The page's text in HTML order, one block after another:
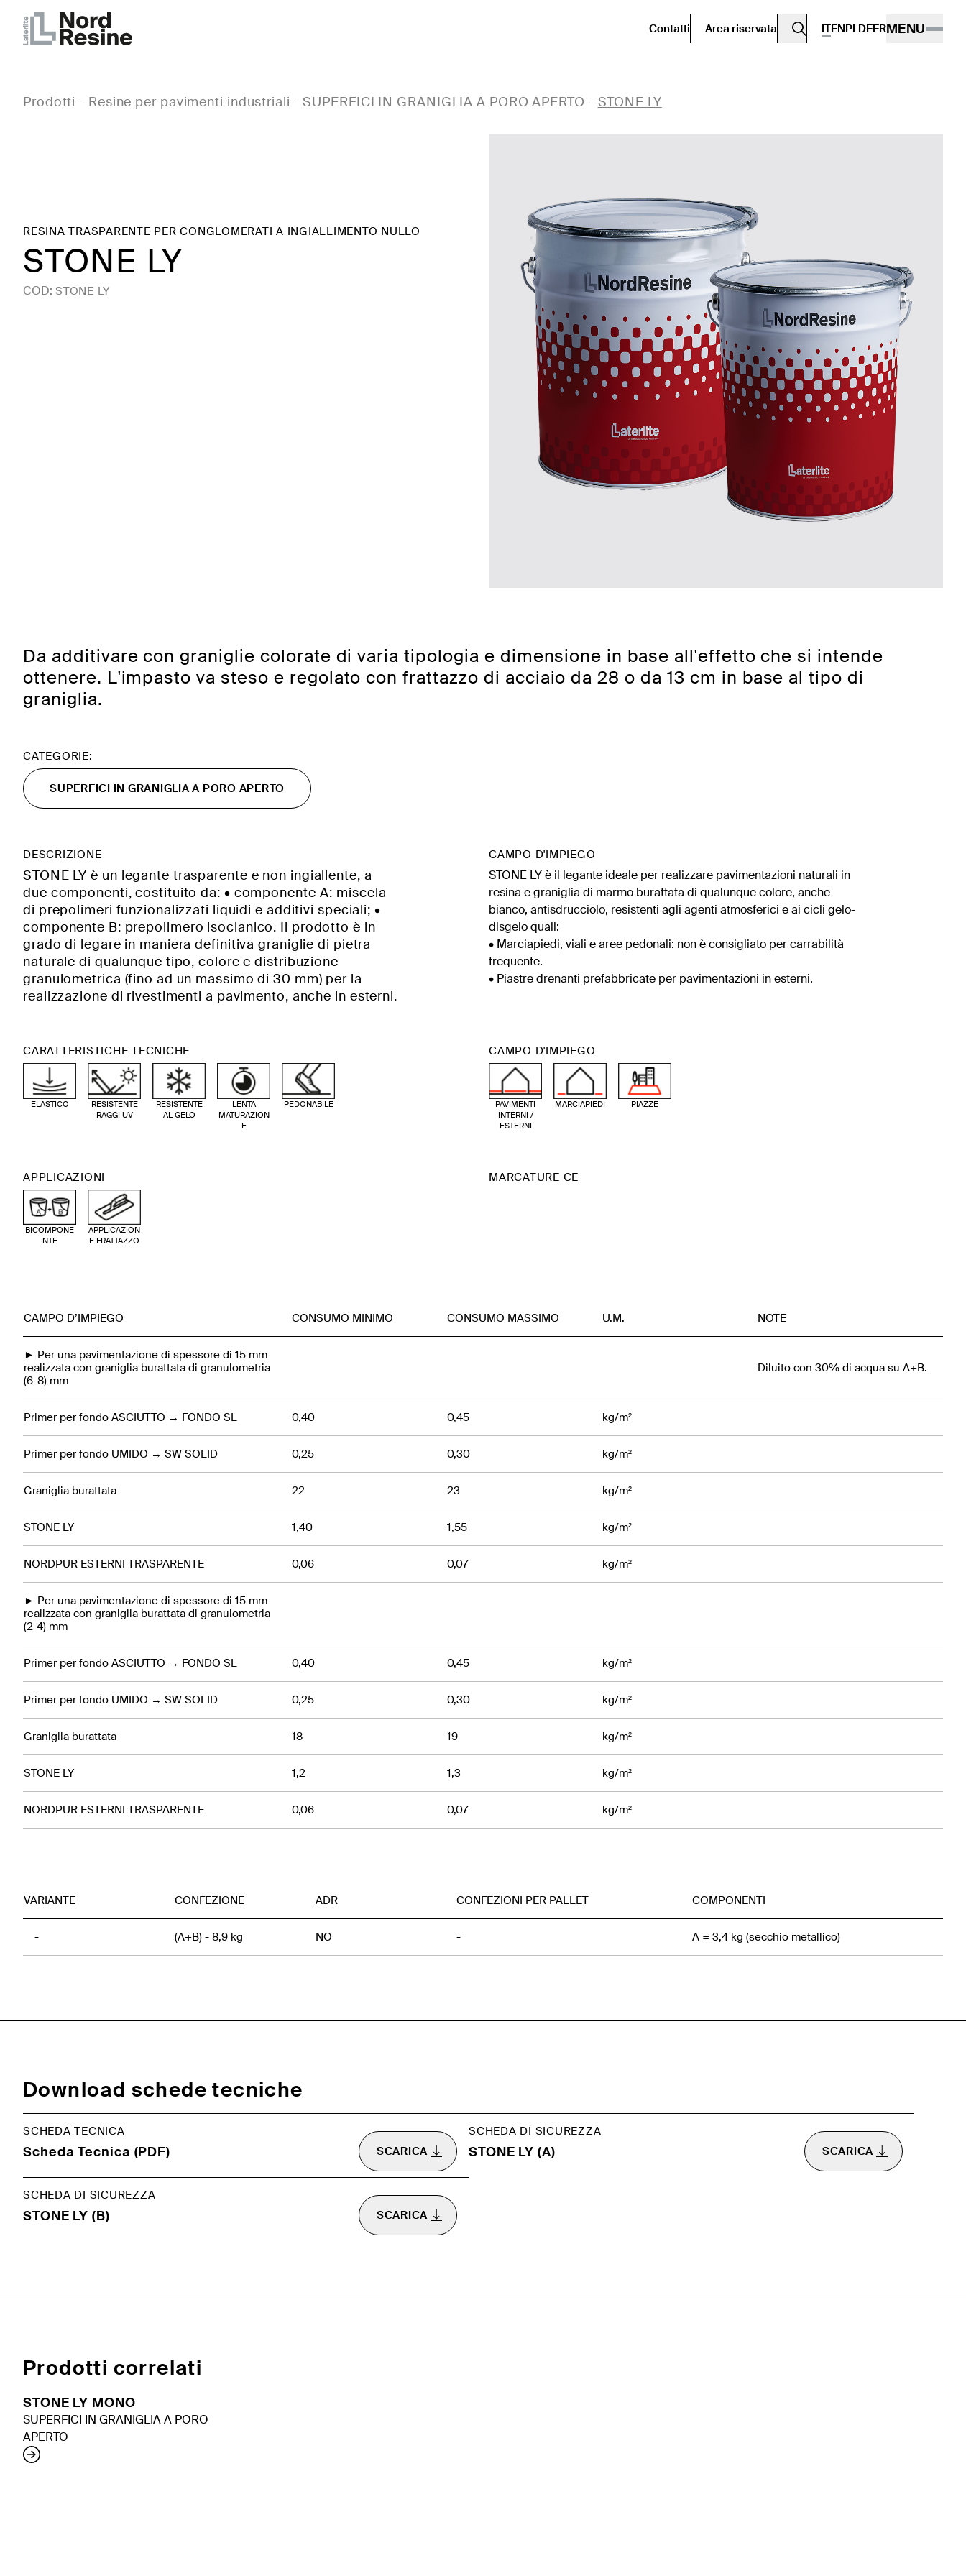
Contatti Area riservata ITENPLDEFRMENU
Prodotti - Resine per pavimenti industriali -SUPERFICI IN GRANIGLIA A PORO APERTO - STONE LY
RESINA TRASPARENTE PER CONGLOMERATI A INGIALLIMENTO NULLO
STONE LY
COD: STONE LY
Da additivare con graniglie colorate di varia tipologia e dimensione in base all'effetto che si intende
ottenere. L'impasto va steso e regolato con frattazzo di acciaio da 28 o da 13 cm in base al tipo di
graniglia.
CATEGORIE:
SUPERFICI IN GRANIGLIA A PORO APERTO
DESCRIZIONE
STONE LY è un legante trasparente e non ingiallente, a
due componenti, costituito da: • componente A: miscela
di prepolimeri funzionalizzati liquidi e additivi speciali; •
componente B: prepolimero isocianico. Il prodotto è in
grado di legare in maniera definitiva graniglie di pietra
naturale di qualunque tipo, colore e distribuzione
granulometrica (fino ad un massimo di 30 mm) per la
realizzazione di rivestimenti a pavimento, anche in esterni.
CAMPO D'IMPIEGO
STONE LY è il legante ideale per realizzare pavimentazioni naturali in
resina e graniglia di marmo burattata di qualunque colore, anche
bianco, antisdrucciolo, resistenti agli agenti atmosferici e ai cicli gelo-
disgelo quali:
• Marciapiedi, viali e aree pedonali: non è consigliato per carrabilità
frequente.
• Piastre drenanti prefabbricate per pavimentazioni in esterni.
CARATTERISTICHE TECNICHE
ELASTICO
RESISTENTE
RAGGI UV
RESISTENTE
AL GELO
LENTA
MATURAZION
E
PEDONABILE
CAMPO D'IMPIEGO
PAVIMENTI
INTERNI /
ESTERNI
MARCIAPIEDI PIAZZE
APPLICAZIONI
BICOMPONE
NTE
APPLICAZION
E FRATTAZZO
MARCATURE CE
CAMPO D’IMPIEGO CONSUMO MINIMO CONSUMO MASSIMO U.M. NOTE
► Per una pavimentazione di spessore di 15 mm
realizzata con graniglia burattata di granulometria
(6-8) mm
Diluito con 30% di acqua su A+B.
Primer per fondo ASCIUTTO → FONDO SL 0,40 0,45 kg/m²
Primer per fondo UMIDO → SW SOLID 0,25 0,30 kg/m²
Graniglia burattata 22 23 kg/m²
STONE LY 1,40 1,55 kg/m²
NORDPUR ESTERNI TRASPARENTE 0,06 0,07 kg/m²
► Per una pavimentazione di spessore di 15 mm
realizzata con graniglia burattata di granulometria
(2-4) mm
Primer per fondo ASCIUTTO → FONDO SL 0,40 0,45 kg/m²
Primer per fondo UMIDO → SW SOLID 0,25 0,30 kg/m²
Graniglia burattata 18 19 kg/m²
STONE LY 1,2 1,3 kg/m²
NORDPUR ESTERNI TRASPARENTE 0,06 0,07 kg/m²
VARIANTE CONFEZIONE ADR CONFEZIONI PER PALLET COMPONENTI
- (A+B) - 8,9 kg NO - A = 3,4 kg (secchio metallico)
Download schede tecniche
SCHEDA TECNICA
Scheda Tecnica (PDF) SCARICA
SCHEDA DI SICUREZZA
STONE LY (A) SCARICA
SCHEDA DI SICUREZZA
STONE LY (B) SCARICA
Prodotti correlati
STONE LY MONO
SUPERFICI IN GRANIGLIA A PORO
APERTO